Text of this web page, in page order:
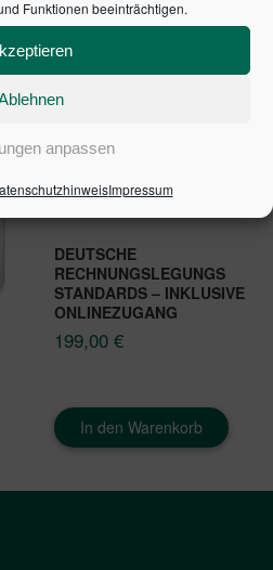
Funktionen beeinträchtigen.
anpassen
Impressum
DEUTSCHE
RECHNUNGSLEGUNGS
STANDARDS – INKLUSIVE
ONLINEZUGANG
199,00 €
In den Warenkorb